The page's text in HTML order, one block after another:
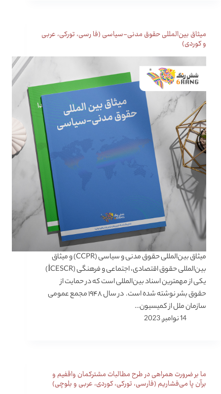
میثاق بین‌المللی حقوق مدنی-سیاسی (فا رسی، تورکی، عربی
و کوردی)
میثاق بین‌المللی حقوق مدنی و سیاسی (CCPR) و میثاق
بین‌المللی حقوق اقتصادی، اجتماعی و فرهنگی (İCESCR)
یکی از مهمترین اسناد بین‌المللی است که در حمایت از
حقوق بشر نوشته شده است. در سال ۱۹۴۸ مجمع عمومی
سازمان ملل از کمیسیون…
14 نوامبر, 2023
ما بر ضرورت همراهی در طرح مطالبات مشترکمان واقفیم و
برآن پا می‌فشاریم (فارسی، تورکی، کوردی، عربی و بلوچی)